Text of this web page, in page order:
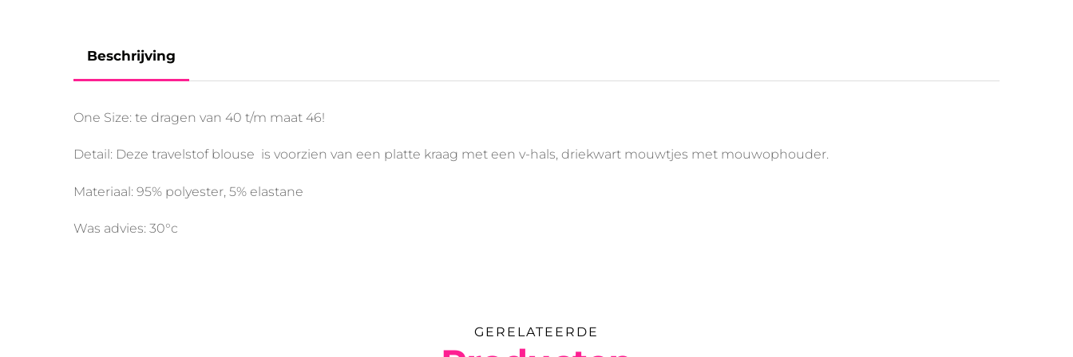
Beschrijving
One Size: te dragen van 40 t/m maat 46!
Detail: Deze travelstof blouse is voorzien van een platte kraag met een v-hals, driekwart mouwtjes met mouwophouder.
Materiaal: 95% polyester, 5% elastane
Was advies: 30°c
GERELATEERDE